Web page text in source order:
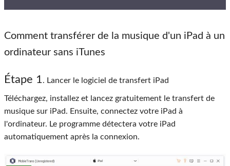
Comment transférer de la musique d'un iPad à un
ordinateur sans iTunes
Étape 1. Lancer le logiciel de transfert iPad
Téléchargez, installez et lancez gratuitement le transfert de
musique sur iPad. Ensuite, connectez votre iPad à
l'ordinateur. Le programme détectera votre iPad
automatiquement après la connexion.